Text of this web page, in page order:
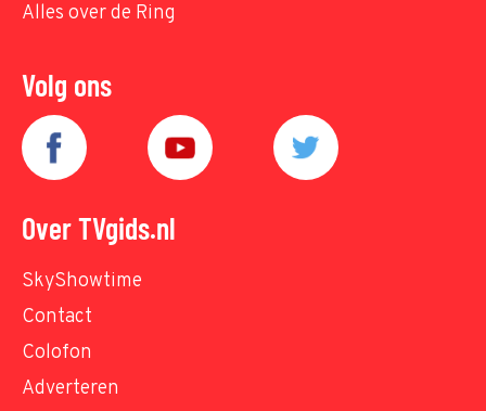
Alles over de Ring
Volg ons
Over TVgids.nl
SkyShowtime
Contact
Colofon
Adverteren